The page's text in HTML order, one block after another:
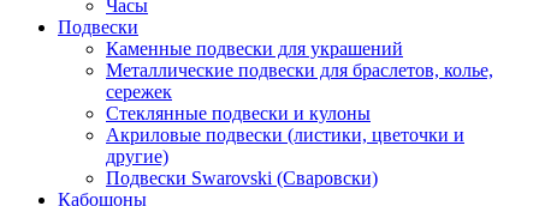
Часы
Подвески
Каменные подвески для украшений
Металлические подвески для браслетов, колье,
сережек
Стеклянные подвески и кулоны
Акриловые подвески (листики, цветочки и
другие)
Подвески Swarovski (Сваровски)
Кабошоны